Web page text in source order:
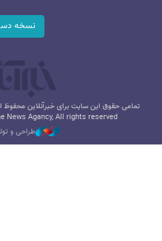
نسخه
تمامی حقوق این سایت برای خبرآنلاین محفوظ
News Agancy, All rights reserved
طراحی و